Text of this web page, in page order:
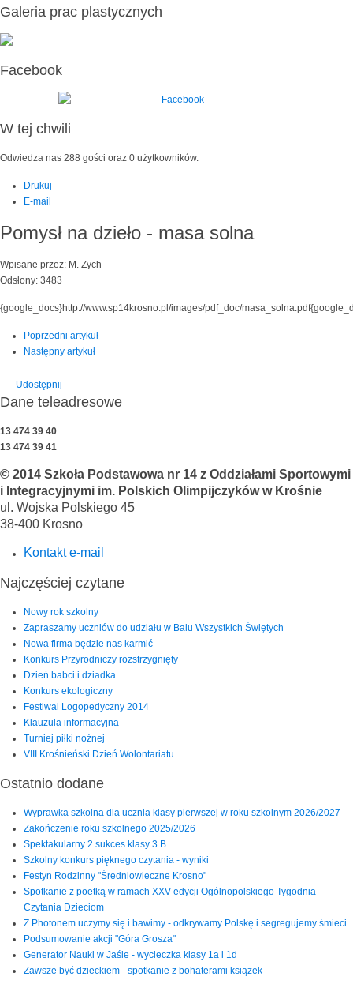
Galeria prac plastycznych
Facebook
W tej chwili
Odwiedza nas 288 gości oraz 0 użytkowników.
Drukuj
E-mail
Pomysł na dzieło - masa solna
Wpisane przez: M. Zych
Odsłony: 3483
{google_docs}http://www.sp14krosno.pl/images/pdf_doc/
Poprzedni artykuł
Następny artykuł
Udostępnij
Dane teleadresowe
13 474 39 40
13 474 39 41
© 2014 Szkoła Podstawowa nr 14 z Oddziałami Sportowymi
i Integracyjnymi im. Polskich Olimpijczyków w Krośnie
ul. Wojska Polskiego 45
38-400 Krosno
Kontakt e-mail
Najczęściej czytane
Nowy rok szkolny
Zapraszamy uczniów do udziału w Balu Wszystkich Świętych
Nowa firma będzie nas karmić
Konkurs Przyrodniczy rozstrzygnięty
Dzień babci i dziadka
Konkurs ekologiczny
Festiwal Logopedyczny 2014
Klauzula informacyjna
Turniej piłki nożnej
VIII Krośnieński Dzień Wolontariatu
Ostatnio dodane
Wyprawka szkolna dla ucznia klasy pierwszej w roku szkolnym 2026/2027
Zakończenie roku szkolnego 2025/2026
Spektakularny 2 sukces klasy 3 B
Szkolny konkurs pięknego czytania - wyniki
Festyn Rodzinny "Średniowieczne Krosno"
Spotkanie z poetką w ramach XXV edycji Ogólnopolskiego Tygodnia
Czytania Dzieciom
Z Photonem uczymy się i bawimy - odkrywamy Polskę i segregujemy śmieci.
Podsumowanie akcji "Góra Grosza"
Generator Nauki w Jaśle - wycieczka klasy 1a i 1d
Zawsze być dzieckiem - spotkanie z bohaterami książek